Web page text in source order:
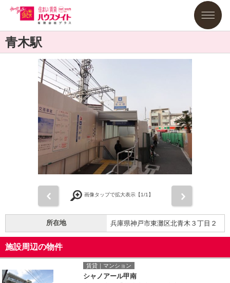
青木駅
画像タップで拡大表示【1/1】
所在地 兵庫県神戸市東灘区北青木３丁目２
施設周辺の物件
賃貸｜マンション
シャノアール甲南